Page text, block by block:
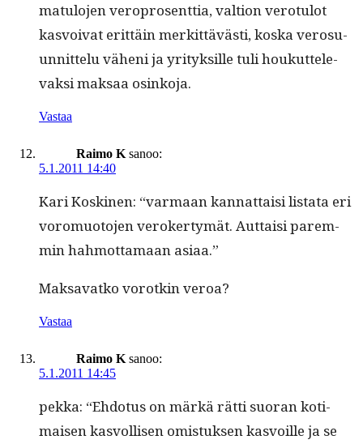
mat­u­lo­jen vero­pros­ent­tia, val­tion vero­tu­lot
kasvoivat erit­täin merkit­tävästi, kos­ka vero­su­
un­nit­telu väheni ja yri­tyk­sille tuli houkut­tel­e­
vak­si mak­saa osinkoja.
Vastaa
Raimo K sanoo:
5.1.2011 14:40
Kari Kosk­i­nen: “var­maan kan­nat­taisi lis­ta­ta eri
voro­muo­to­jen vero­ker­tymät. Aut­taisi parem­
min hah­mot­ta­maan asiaa.”
Mak­sa­vatko vorotkin veroa?
Vastaa
Raimo K sanoo:
5.1.2011 14:45
pekka: “Ehdo­tus on märkä rät­ti suo­ran koti­
maisen kasvol­lisen omis­tuk­sen kasvoille ja se